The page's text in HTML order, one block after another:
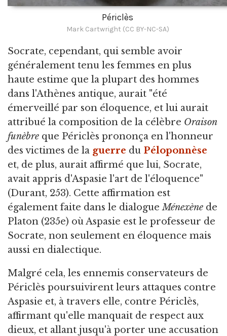
Périclès
Mark Cartwright (CC BY-NC-SA)
Socrate, cependant, qui semble avoir
généralement tenu les femmes en plus
haute estime que la plupart des hommes
dans l'Athènes antique, aurait "été
émerveillé par son éloquence, et lui aurait
attribué la composition de la célèbre Oraison
funèbre que Périclès prononça en l'honneur
des victimes de la guerre du Péloponnèse
et, de plus, aurait affirmé que lui, Socrate,
avait appris d'Aspasie l'art de l'éloquence"
(Durant, 253). Cette affirmation est
également faite dans le dialogueMénexène de
Platon (235e) où Aspasie est le professeur de
Socrate, non seulement en éloquence mais
aussi en dialectique.
Malgré cela, les ennemis conservateurs de
Périclès poursuivirent leurs attaques contre
Aspasie et, à travers elle, contre Périclès,
affirmant qu'elle manquait de respect aux
dieux, et allant jusqu'à porter une accusation